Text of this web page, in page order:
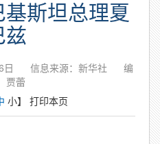
斯坦总理夏
兹
日 信息来源：新华社
编
贾蕾
小】 打印本页